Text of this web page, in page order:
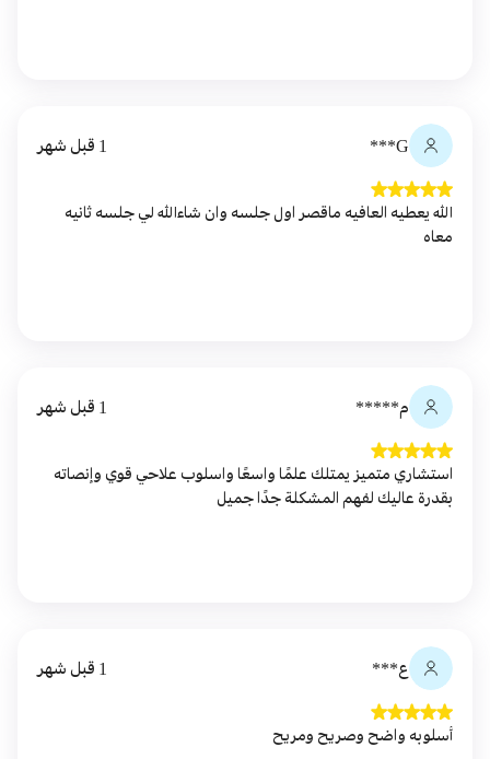
G*** 1 قبل شهر
الله يعطيه العافيه ماقصر اول جلسه وان شاءالله لي جلسه ثانيه
معاه
م***** 1 قبل شهر
استشاري متميز يمتلك علمًا واسعًا واسلوب علاحي قوي وإنصاته
بقدرة عاليك لفهم المشكلة جدًا جميل
ع*** 1 قبل شهر
أسلوبه واضح وصريح ومريح